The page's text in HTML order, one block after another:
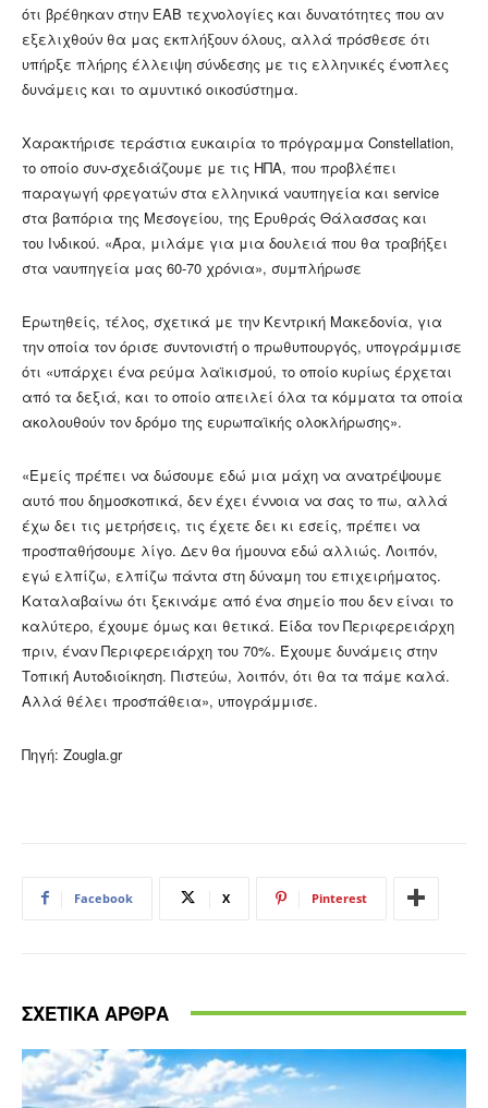
ότι βρέθηκαν στην ΕΑΒ τεχνολογίες και δυνατότητες που αν
εξελιχθούν θα μας εκπλήξουν όλους, αλλά πρόσθεσε ότι
υπήρξε πλήρης έλλειψη σύνδεσης με τις ελληνικές ένοπλες
δυνάμεις και το αμυντικό οικοσύστημα.
Χαρακτήρισε τεράστια ευκαιρία το πρόγραμμα Constellation,
το οποίο συν-σχεδιάζουμε με τις ΗΠΑ, που προβλέπει
παραγωγή φρεγατών στα ελληνικά ναυπηγεία και service
στα βαπόρια της Μεσογείου, της Ερυθράς Θάλασσας και
του Ινδικού. «Άρα, μιλάμε για μια δουλειά που θα τραβήξει
στα ναυπηγεία μας 60-70 χρόνια», συμπλήρωσε
Ερωτηθείς, τέλος, σχετικά με την Κεντρική Μακεδονία, για
την οποία τον όρισε συντονιστή ο πρωθυπουργός, υπογράμμισε
ότι «υπάρχει ένα ρεύμα λαϊκισμού, το οποίο κυρίως έρχεται
από τα δεξιά, και το οποίο απειλεί όλα τα κόμματα τα οποία
ακολουθούν τον δρόμο της ευρωπαϊκής ολοκλήρωσης».
«Εμείς πρέπει να δώσουμε εδώ μια μάχη να ανατρέψουμε
αυτό που δημοσκοπικά, δεν έχει έννοια να σας το πω, αλλά
έχω δει τις μετρήσεις, τις έχετε δει κι εσείς, πρέπει να
προσπαθήσουμε λίγο. Δεν θα ήμουνα εδώ αλλιώς. Λοιπόν,
εγώ ελπίζω, ελπίζω πάντα στη δύναμη του επιχειρήματος.
Καταλαβαίνω ότι ξεκινάμε από ένα σημείο που δεν είναι το
καλύτερο, έχουμε όμως και θετικά. Είδα τον Περιφερειάρχη
πριν, έναν Περιφερειάρχη του 70%. Έχουμε δυνάμεις στην
Τοπική Αυτοδιοίκηση. Πιστεύω, λοιπόν, ότι θα τα πάμε καλά.
Αλλά θέλει προσπάθεια», υπογράμμισε.
Πηγή: Zougla.gr
Facebook X Pinterest
ΣΧΕΤΙΚΑ ΑΡΘΡΑ